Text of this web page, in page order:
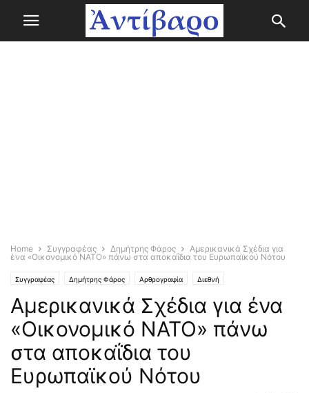
Home Συγγραφέας Δημήτρης Φάρος
Αμερικανικά Σχέδια για
ένα «Οικονομικό ΝΑΤΟ» πάνω στα αποκαΐδια του Ευρωπαϊκού Νότου
Συγγραφέας Δημήτρης Φάρος Αρθρογραφία Διεθνή
Αμερικανικά Σχέδια για ένα
«Οικονομικό ΝΑΤΟ» πάνω
στα αποκαΐδια του
Ευρωπαϊκού Νότου